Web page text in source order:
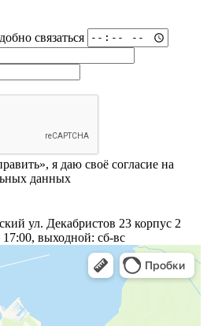
связаться
я даю своё согласие на
данных
ул. Декабристов 23 корпус 2
выходной: сб-вс